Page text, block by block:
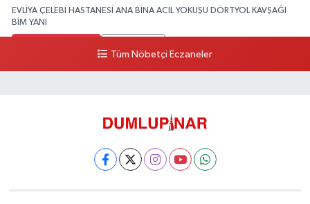
EVLİYA ÇELEBİ HASTANESİ ANA BİNA ACİL YOKUŞU DÖRTYOL KAVŞAĞI
BİM YANI
Tüm Nöbetçi Eczaneler